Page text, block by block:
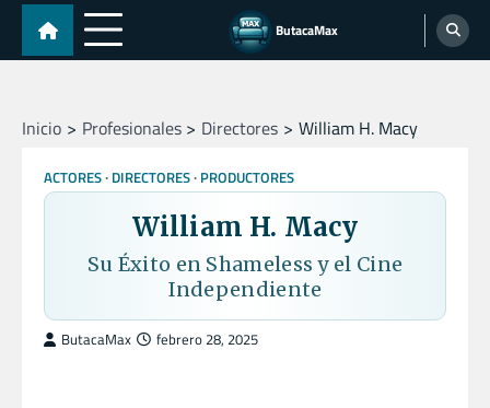
Skip
content
ButacaMax
Inicio Profesionales Directores William H. Macy
ACTORES DIRECTORES PRODUCTORES
William H. Macy
Su Éxito en Shameless y el Cine
Independiente
ButacaMax febrero 28, 2025